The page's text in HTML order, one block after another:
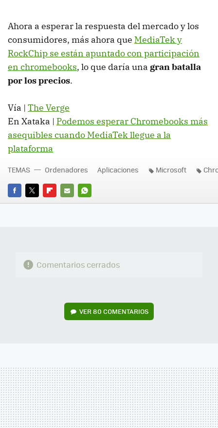
Ahora a esperar la respuesta del mercado y los
consumidores, más ahora que MediaTek y
RockChip se están apuntado con participación
en chromebooks, lo que daría una gran batalla
por los precios.
Vía | The Verge
En Xataka | Podemos esperar Chromebooks más
asequibles cuando MediaTek llegue a la
plataforma
FACEBOOK
TWITTERFLIPBOARD
E-
WHATSAPP
TEMAS Ordenadores Aplicaciones Microsoft
Comentarios cerrados
VER 80 COMENTARIOS